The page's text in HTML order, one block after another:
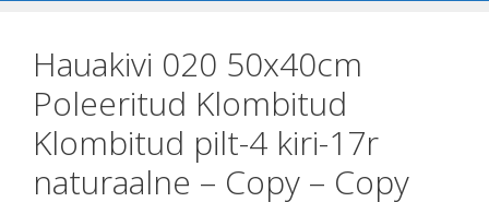
Hauakivi 020 50x40cm
Poleeritud Klombitud
Klombitud pilt-4 kiri-17r
naturaalne – Copy – Copy